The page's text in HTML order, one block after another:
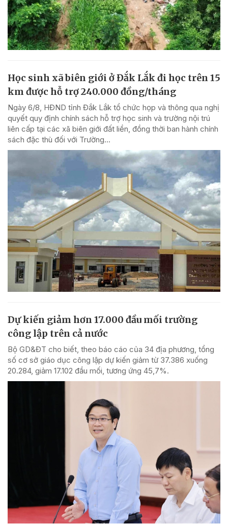
Học sinh xã biên giới ở Đắk Lắk đi học trên 15
km được hỗ trợ 240.000 đồng/tháng
Ngày 6/8, HĐND tỉnh Đắk Lắk tổ chức họp và thông qua nghị
quyết quy định chính sách hỗ trợ học sinh và trường nội trú
liên cấp tại các xã biên giới đất liền, đồng thời ban hành chính
sách đặc thù đối với Trường...
Dự kiến giảm hơn 17.000 đầu mối trường
công lập trên cả nước
Bộ GD&ĐT cho biết, theo báo cáo của 34 địa phương, tổng
số cơ sở giáo dục công lập dự kiến giảm từ 37.386 xuống
20.284, giảm 17.102 đầu mối, tương ứng 45,7%.